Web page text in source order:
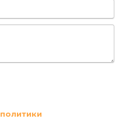
политики